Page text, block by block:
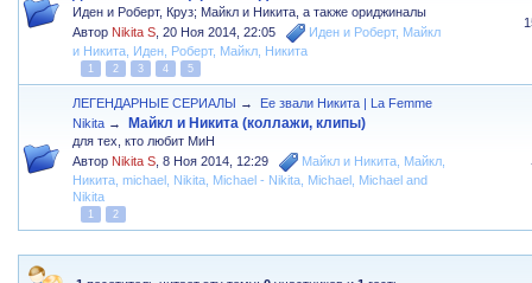
Иден и Роберт, Круз; Майкл и Никита, а также ориджиналы
Автор Nikita S ,20 Ноя 2014, 22:05 Иден и Роберт, Майкл
и Никита Иден Роберт, Майкл Никита
1 2 3 4 5
ЛЕГЕНДАРНЫЕ СЕРИАЛЫ →
Ее звали Никита | La Femme
Nikita → Майкл и Никита (коллажи, клипы)
для тех, кто любит МиН
Автор Nikita S ,8 Ноя 2014, 12:29 Майкл и Никита Майкл
Никита ,michael Nikita Michael - Nikita Michael Michael and
Nikita
1 2